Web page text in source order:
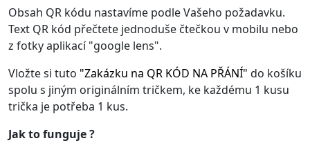
Obsah QR kódu nastavíme podle Vašeho požadavku.
Text QR kód přečtete jednoduše čtečkou v mobilu nebo
z fotky aplikací "google lens".
Vložte si tuto "Zakázku na QR KÓD NA PŘÁNÍ" do košíku
spolu s jiným originálním tričkem, ke každému 1 kusu
trička je potřeba 1 kus.
Jak to funguje ?